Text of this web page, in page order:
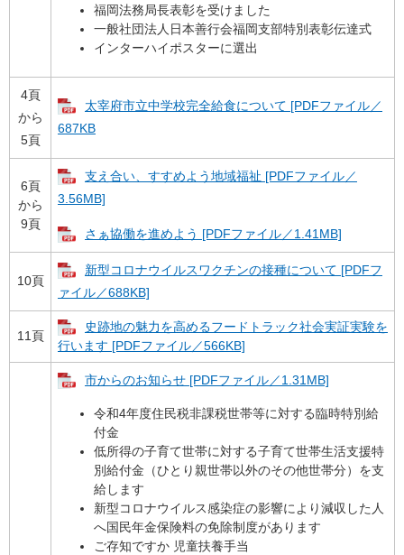
福岡法務局長表彰を受けました
一般社団法人日本善行会福岡支部特別表彰伝達式
インターハイポスターに選出
4頁
から
5頁
太宰府市立中学校完全給食について [PDFファイル／
687KB
6頁
から
9頁
支え合い、すすめよう地域福祉 [PDFファイル／
3.56MB]
さぁ協働を進めよう [PDFファイル／1.41MB]
10頁
新型コロナウイルスワクチンの接種について [PDFフ
ァイル／688KB]
11頁
史跡地の魅力を高めるフードトラック社会実証実験を
行います [PDFファイル／566KB]
市からのお知らせ [PDFファイル／1.31MB]
令和4年度住民税非課税世帯等に対する臨時特別給
付金
低所得の子育て世帯に対する子育て世帯生活支援特
別給付金（ひとり親世帯以外のその他世帯分）を支
給します
新型コロナウイルス感染症の影響により減収した人
へ国民年金保険料の免除制度があります
ご存知ですか 児童扶養手当